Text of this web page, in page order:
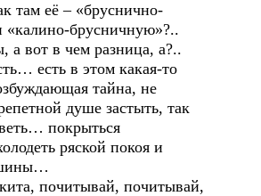
её – «бруснично-
«калино-брусничную»?..
в чем разница, а?..
есть в этом какая-то
тайна, не
душе застыть, так
покрыться
ряской покоя и
почитывай, почитывай,